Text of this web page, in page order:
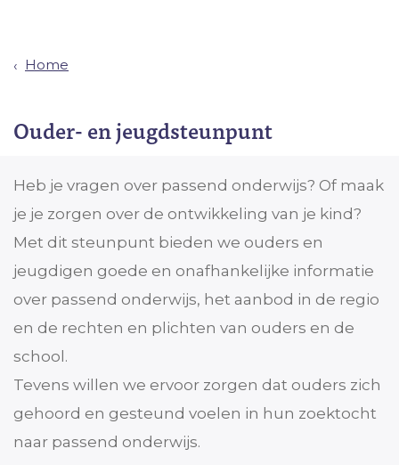
Home
Ouder- en jeugdsteunpunt
Heb je vragen over passend onderwijs? Of maak
je je zorgen over de ontwikkeling van je kind?
Met dit steunpunt bieden we ouders en
jeugdigen goede en onafhankelijke informatie
over passend onderwijs, het aanbod in de regio
en de rechten en plichten van ouders en de
school.
Tevens willen we ervoor zorgen dat ouders zich
gehoord en gesteund voelen in hun zoektocht
naar passend onderwijs.